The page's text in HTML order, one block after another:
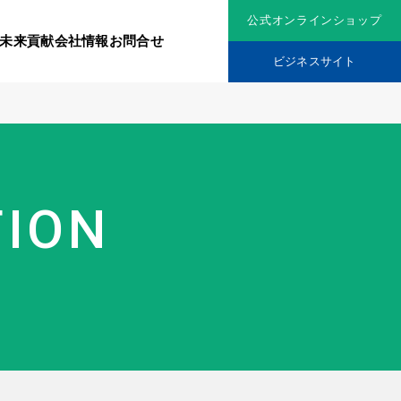
未来貢献会社情報お問合せ
公式オンラインショップ
ビジネスサイト
関
ィア保険
を展開